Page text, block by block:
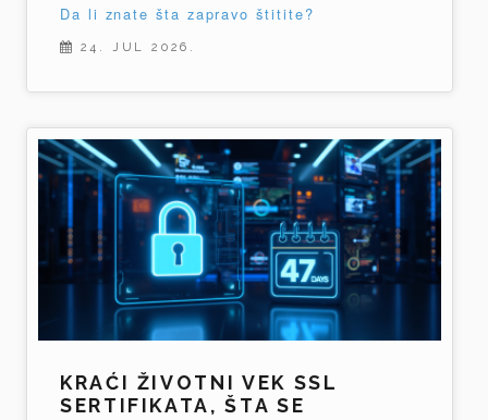
Da li znate šta zapravo štitite?
24. JUL 2026.
KRAĆI ŽIVOTNI VEK SSL
SERTIFIKATA, ŠTA SE